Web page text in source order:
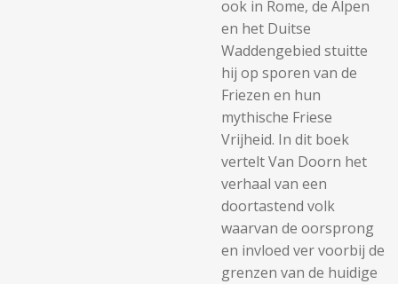
ook in Rome, de Alpen
en het Duitse
Waddengebied stuitte
hij op sporen van de
Friezen en hun
mythische Friese
Vrijheid. In dit boek
vertelt Van Doorn het
verhaal van een
doortastend volk
waarvan de oorsprong
en invloed ver voorbij de
grenzen van de huidige